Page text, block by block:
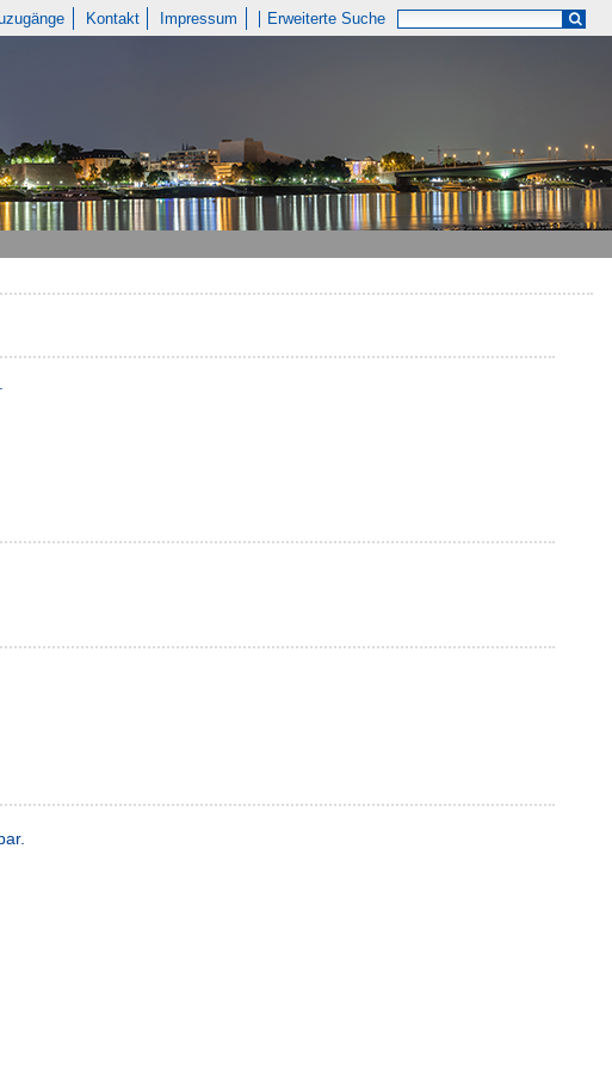
Kontakt Impressum Erweiterte Suche